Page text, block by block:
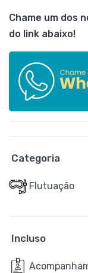
Chame um dos
do link abaixo!
Categoria
Flutuação
Incluso